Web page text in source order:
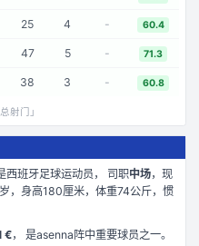
25 4 - 60.4
47 5 - 71.3
38 3 - 60.8
射门」
西班牙足球运动员， 司职中场，现
，身高180厘米，体重74公斤，惯
€， 是asenna 阵中重要球员之一。